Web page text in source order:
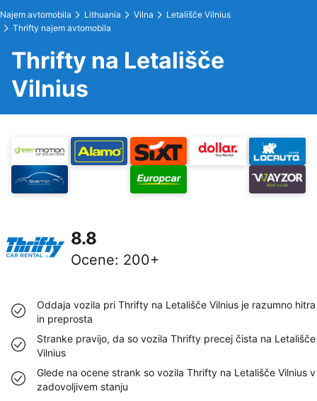
Najem avtomobila Lithuania Vilna
Letališče Vilnius
Thrifty najem avtomobila
Thrifty na Letališče
Vilnius
8.8
Ocene: 200+
Oddaja vozila pri Thrifty na Letališče Vilnius je razumno hitra
in preprosta
Stranke pravijo, da so vozila Thrifty precej čista na Letališče
Vilnius
Glede na ocene strank so vozila Thrifty na Letališče Vilnius v
zadovoljivem stanju